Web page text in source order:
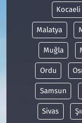
Kocaeli
Malatya
Muğla
Ordu
Samsun
Sivas